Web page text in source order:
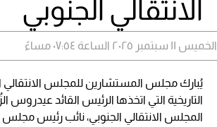
الانتقالي الجنوبي
الخميس ١١ سبتمبر ٢٠٢٥ الساعة ٠٧:٥٤ مساءً
يُبارك مجلس المستشارين للمجلس الانتقالي
التاريخية التي اتخذها الرئيس القائد عيدروس
المجلس الانتقالي الجنوبي، نائب رئيس مجلس